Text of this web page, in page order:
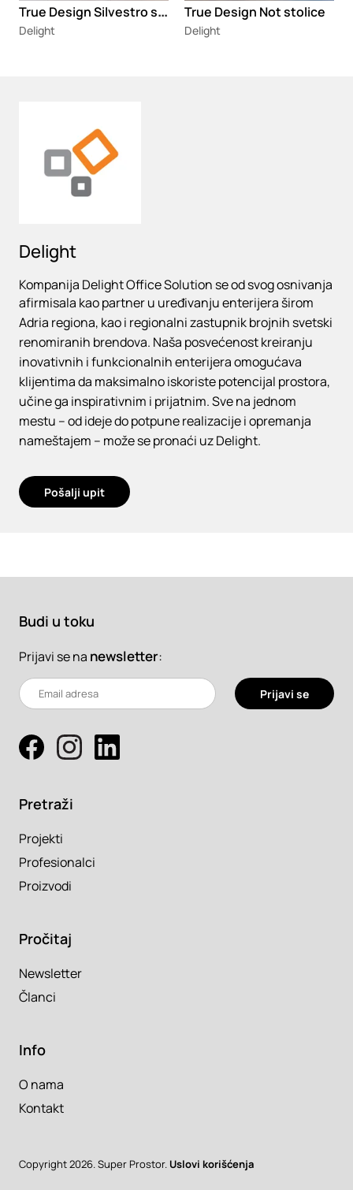
T
rue Design Silvestro stočići
Delight
True Design Not stolice
Delight
Delight
Kompanija Delight Office Solution se od svog osnivanja
afirmisala kao partner u uređivanju enterijera širom
Adria regiona, kao i regionalni zastupnik brojnih svetski
renomiranih brendova. Naša posvećenost kreiranju
inovativnih i funkcionalnih enterijera omogućava
klijentima da maksimalno iskoriste potencijal prostora,
učine ga inspirativnim i prijatnim. Sve na jednom
mestu – od ideje do potpune realizacije i opremanja
nameštajem – može se pronaći uz Delight.
Pošalji upit
Budi u toku
Prijavi se na newsletter:
Prijavi se
Pretraži
Projekti
Profesionalci
Proizvodi
Pročitaj
Newsletter
Članci
Info
O nama
Kontakt
Copyright 2026. Super Prostor. Uslovi korišćenja